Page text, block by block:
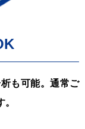
も可能。通常ご